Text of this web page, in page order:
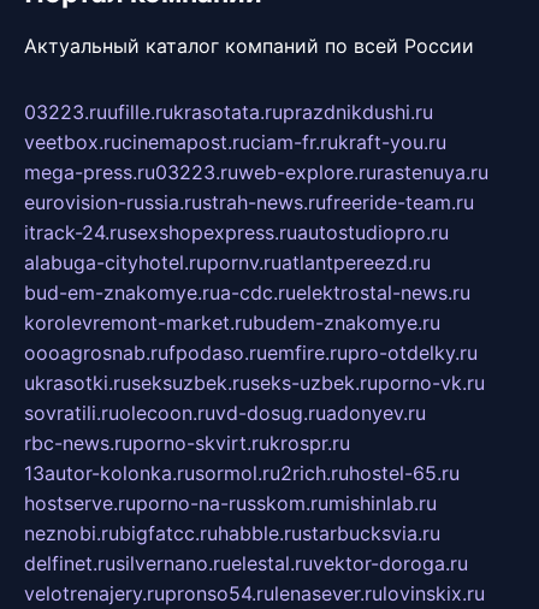
Актуальный каталог компаний по всей России
03223.ruufille.rukrasotata.ruprazdnikdushi.ru
veetbox.rucinemapost.ruciam-fr.rukraft-you.ru
mega-press.ru03223.ruweb-explore.rurastenuya.ru
eurovision-russia.rustrah-news.rufreeride-team.ru
itrack-24.rusexshopexpress.ruautostudiopro.ru
alabuga-cityhotel.rupornv.ruatlantpereezd.ru
bud-em-znakomye.rua-cdc.ruelektrostal-news.ru
korolevremont-market.rubudem-znakomye.ru
oooagrosnab.rufpodaso.ruemfire.rupro-otdelky.ru
ukrasotki.ruseksuzbek.ruseks-uzbek.ruporno-vk.ru
sovratili.ruolecoon.ruvd-dosug.ruadonyev.ru
rbc-news.ruporno-skvirt.rukrospr.ru
13autor-kolonka.rusormol.ru2rich.ruhostel-65.ru
hostserve.ruporno-na-russkom.rumishinlab.ru
neznobi.rubigfatcc.ruhabble.rustarbucksvia.ru
delfinet.rusilvernano.ruelestal.ruvektor-doroga.ru
velotrenajery.rupronso54.rulenasever.rulovinskix.ru